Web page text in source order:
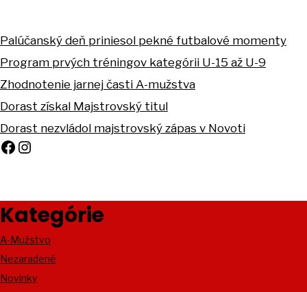
Palúčanský deň priniesol pekné futbalové momenty
Program prvých tréningov kategórii U-15 až U-9
Zhodnotenie jarnej časti A-mužstva
Dorast získal Majstrovský titul
Dorast nezvládol majstrovský zápas v Novoti
Facebook
Instagram
Kategórie
A-Mužstvo
Nezaradené
Novinky